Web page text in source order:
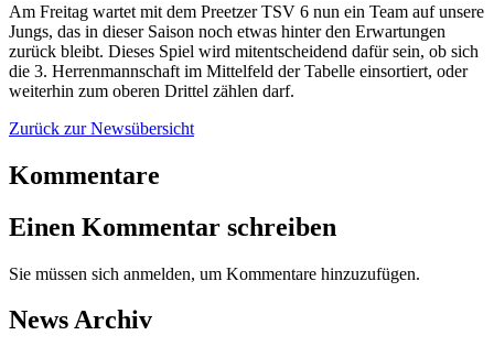
Am Freitag wartet mit dem Preetzer TSV 6 nun ein Team auf unsere
Jungs, das in dieser Saison noch etwas hinter den Erwartungen
zurück bleibt. Dieses Spiel wird mitentscheidend dafür sein, ob sich
die 3. Herrenmannschaft im Mittelfeld der Tabelle einsortiert, oder
weiterhin zum oberen Drittel zählen darf.
Zurück zur Newsübersicht
Kommentare
Einen Kommentar schreiben
Sie müssen sich anmelden, um Kommentare hinzuzufügen.
News Archiv